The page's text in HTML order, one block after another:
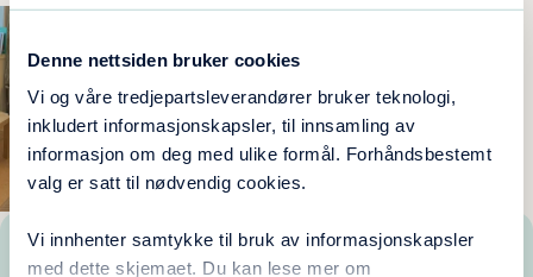
Denne nettsiden bruker cookies
Vi og våre tredjepartsleverandører bruker teknologi,
inkludert informasjonskapsler, til innsamling av
informasjon om deg med ulike formål. Forhåndsbestemt
valg er satt til nødvendig cookies.
Vi innhenter samtykke til bruk av informasjonskapsler
med dette skjemaet. Du kan lese mer om